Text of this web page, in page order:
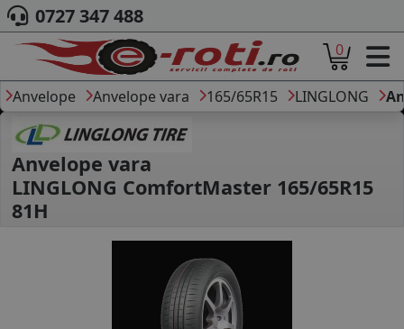
ACASA
DESPRE NOI
ANVELOPE
AUTO
CAMION
MOTO
DIMENSIUNI
PRODUCATORI ANVELOPE
MARCA AUTO
0727 347 488
0
Anvelope Anvelope vara 165/65R15 LINGLONG
Anvelope vara
LINGLONG ComfortMaster 165/65R15
81H